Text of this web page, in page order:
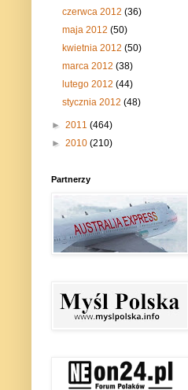
czerwca 2012(36)
maja 2012(50)
kwietnia 2012(50)
marca 2012(38)
lutego 2012(44)
stycznia 2012(48)
► 2011 (464)
► 2010 (210)
Partnerzy